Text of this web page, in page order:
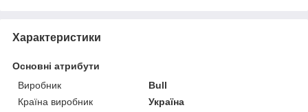
Характеристики
Основні атрибути
Виробник
Bull
Країна виробник
Україна